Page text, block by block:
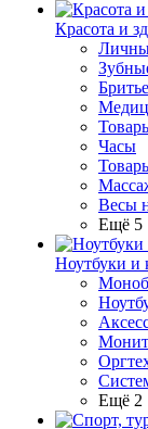
Красота и
Часы
Весы
Ещё 5
Ноутбуки и
Ещё 2